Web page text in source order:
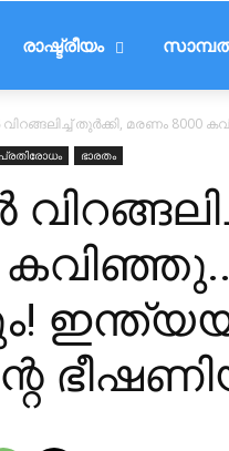
രാഷ്ട്രീയം
തുർക്കി, മരണം 8000
പ്രതിരോധം ഭാരതം